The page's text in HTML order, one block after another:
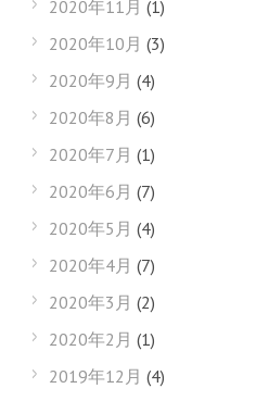
2020年11月 (1)
2020年10月 (3)
2020年9月 (4)
2020年8月 (6)
2020年7月 (1)
2020年6月 (7)
2020年5月 (4)
2020年4月 (7)
2020年3月 (2)
2020年2月 (1)
2019年12月 (4)